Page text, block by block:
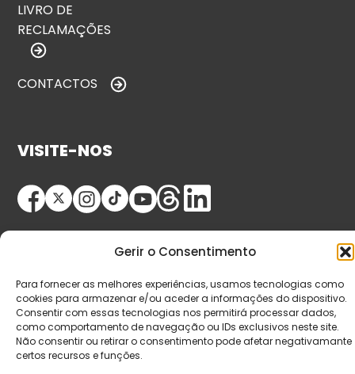
Gerir o Consentimento
Para fornecer as melhores experiências, usamos tecnologias como
cookies para armazenar e/ou aceder a informações do dispositivo.
Consentir com essas tecnologias nos permitirá processar dados,
como comportamento de navegação ou IDs exclusivos neste site.
Não consentir ou retirar o consentimento pode afetar negativamante
certos recursos e funções.
LIVRO DE
RECLAMAÇÕES
CONTACTOS
VISITE-NOS
© Copyright 2026 Saída de Emergência. Todos os
direitos reservados.